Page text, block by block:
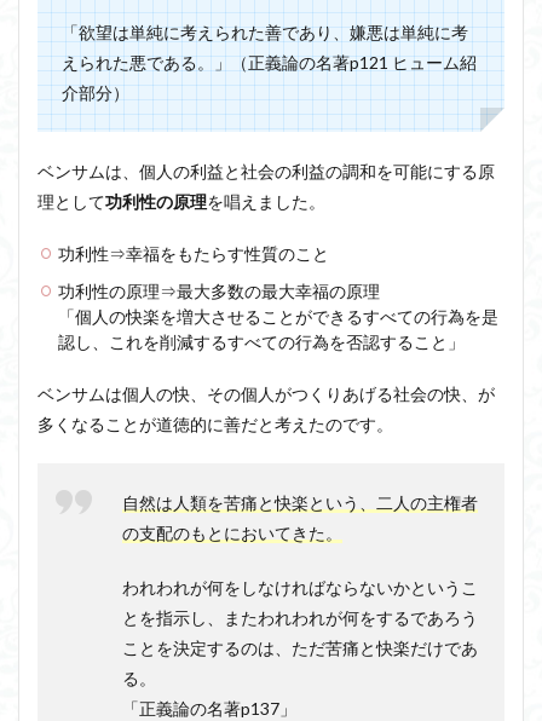
「欲望は単純に考えられた善であり、嫌悪は単純に考
えられた悪である。」（正義論の名著p121 ヒューム紹
介部分）
ベンサムは、個人の利益と社会の利益の調和を可能にする原
理として功利性の原理を唱えました。
功利性⇒幸福をもたらす性質のこと
功利性の原理⇒最大多数の最大幸福の原理
「個人の快楽を増大させることができるすべての行為を是
認し、これを削減するすべての行為を否認すること」
ベンサムは個人の快、その個人がつくりあげる社会の快、が
多くなることが道徳的に善だと考えたのです。
自然は人類を苦痛と快楽という、二人の主権者
の支配のもとにおいてきた。
われわれが何をしなければならないかというこ
とを指示し、またわれわれが何をするであろう
ことを決定するのは、ただ苦痛と快楽だけであ
る。
「正義論の名著p137」